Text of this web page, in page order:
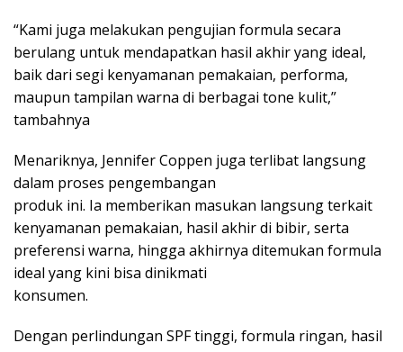
“Kami juga melakukan pengujian formula secara
berulang untuk mendapatkan hasil akhir yang ideal,
baik dari segi kenyamanan pemakaian, performa,
maupun tampilan warna di berbagai tone kulit,”
tambahnya
Menariknya, Jennifer Coppen juga terlibat langsung
dalam proses pengembangan
produk ini. Ia memberikan masukan langsung terkait
kenyamanan pemakaian, hasil akhir di bibir, serta
preferensi warna, hingga akhirnya ditemukan formula
ideal yang kini bisa dinikmati
konsumen.
Dengan perlindungan SPF tinggi, formula ringan, hasil